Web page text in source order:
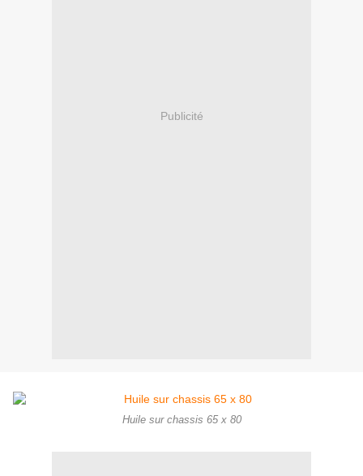
Publicité
Huile sur chassis 65 x 80